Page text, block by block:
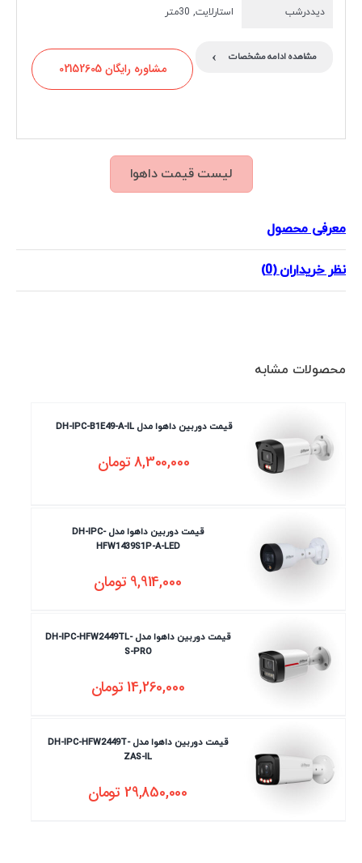
دیددرشب استارلایت, 30متر
مشاهده ادامه مشخصات ›
مشاوره رایگان 02152605
لیست قیمت داهوا
معرفی محصول
نظر خریداران (0)
محصولات مشابه
قیمت دوربین داهوا مدل DH-IPC-B1E49-A-IL
8,300,000تومان
قیمت دوربین داهوا مدل DH-IPC-
HFW1439S1P-A-LED
9,914,000تومان
قیمت دوربین داهوا مدل DH-IPC-HFW2449TL-
S-PRO
14,260,000تومان
قیمت دوربین داهوا مدل DH-IPC-HFW2449T-
ZAS-IL
29,850,000تومان